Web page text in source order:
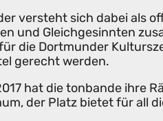
versteht sich dabei als
und Gleichgesinnten
die Dortmunder
gerecht werden.
hat die tonbande ihre
der Platz bietet für all